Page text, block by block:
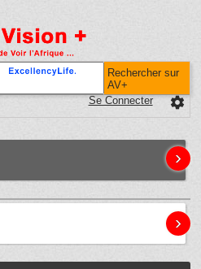
Rechercher sur
AV+
settings
Se Connecter
›
›